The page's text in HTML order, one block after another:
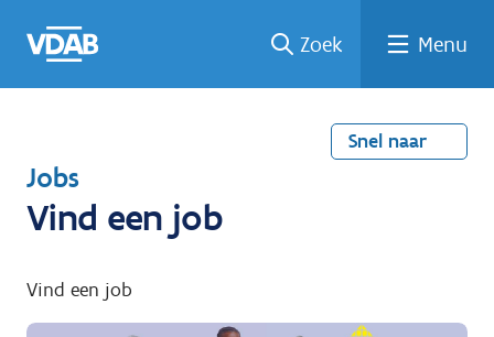
naar
een
een
job
naar
Zoek Menu
Snel naar
T
e
u
g
Jobs
Vind een job
Vind een job